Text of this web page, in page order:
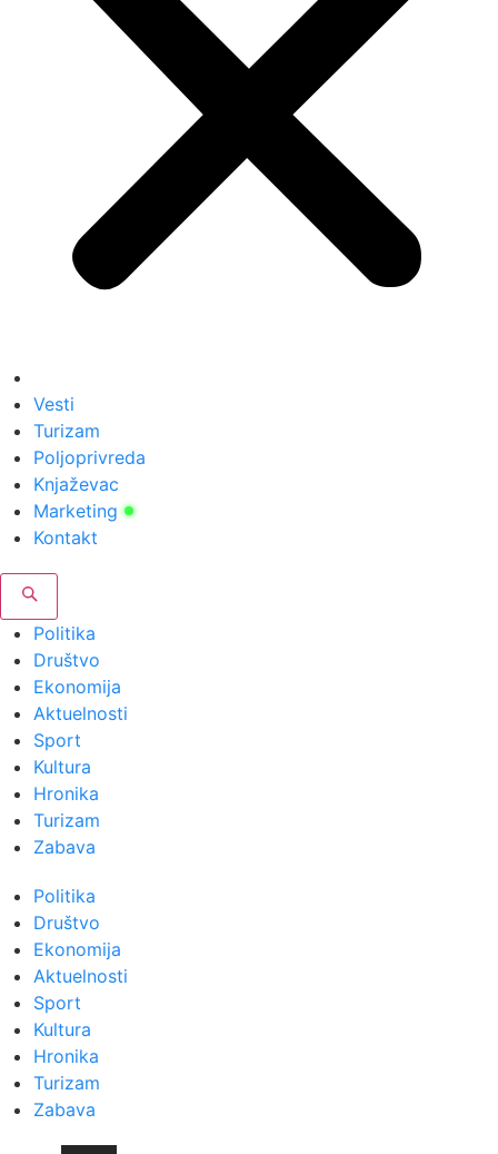
Vesti
Turizam
Poljoprivreda
Knjaževac
Marketing
Kontakt
Politika
Društvo
Ekonomija
Aktuelnosti
Sport
Kultura
Hronika
Turizam
Zabava
Politika
Društvo
Ekonomija
Aktuelnosti
Sport
Kultura
Hronika
Turizam
Zabava